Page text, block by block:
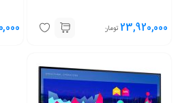
23,920,000 تومان